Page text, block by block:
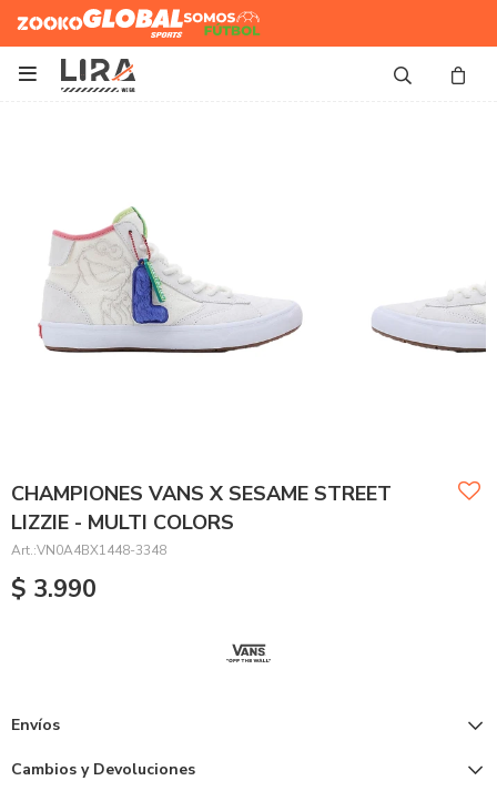
Zooko Global Sports
Somos
Futbol

CHAMPIONES VANS X SESAME STREET
LIZZIE - MULTI COLORS
VN0A4BX1448-3348
$ 3.990
Envíos
Cambios y Devoluciones